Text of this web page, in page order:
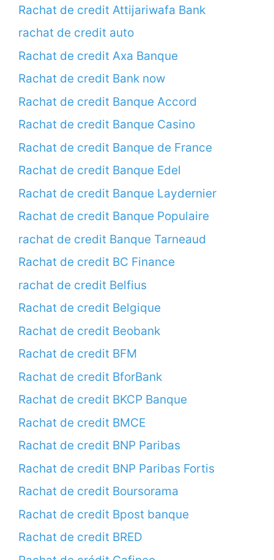
Rachat de credit Attijariwafa Bank
rachat de credit auto
Rachat de credit Axa Banque
Rachat de credit Bank now
Rachat de credit Banque Accord
Rachat de credit Banque Casino
Rachat de credit Banque de France
Rachat de credit Banque Edel
Rachat de credit Banque Laydernier
Rachat de credit Banque Populaire
rachat de credit Banque Tarneaud
Rachat de credit BC Finance
rachat de credit Belfius
Rachat de credit Belgique
Rachat de credit Beobank
Rachat de credit BFM
Rachat de credit BforBank
Rachat de credit BKCP Banque
Rachat de credit BMCE
Rachat de credit BNP Paribas
Rachat de credit BNP Paribas Fortis
Rachat de credit Boursorama
Rachat de credit Bpost banque
Rachat de credit BRED